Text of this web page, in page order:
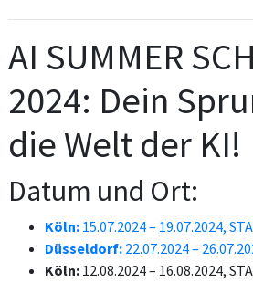
AI SUMMER
2024: Dein
die Welt der KI!
Datum und Ort:
Köln: 15.07.2024 – 19.07.2024,
Düsseldorf: 22.07.2024 –
Köln: 12.08.2024 – 16.08.2024,